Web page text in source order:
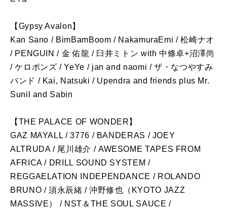
【Gypsy Avalon】
Kan Sano / BimBamBoom / NakamuraEmi / 松崎ナオ
/ PENGUIN / 金 佑龍 / 臼井ミトン with 中條卓+沼澤尚
/ ケロポンズ / YeYe / jan and naomi / ザ・なつやすみ
バンド / Kai, Natsuki / Upendra and friends plus Mr.
Sunil and Sabin
【THE PALACE OF WONDER】
GAZ MAYALL / 3776 / BANDERAS / JOEY
ALTRUDA / 尾川雄介 / AWESOME TAPES FROM
AFRICA / DRILL SOUND SYSTEM /
REGGAELATION INDEPENDANCE / ROLANDO
BRUNO / 須永辰緒 / 沖野修也（KYOTO JAZZ
MASSIVE） / NST＆THE SOUL SAUCE /